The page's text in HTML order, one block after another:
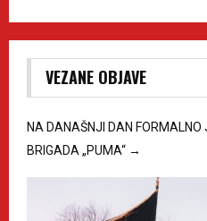
VEZANE OBJAVE
NA DANAŠNJI DAN
BRIGADA „PUMA“ →